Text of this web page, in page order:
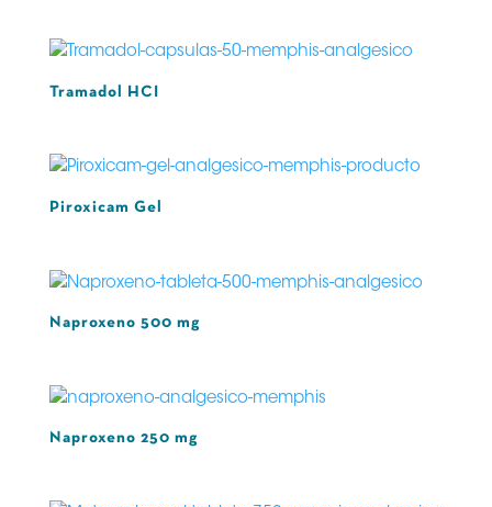
Tramadol HCI
Piroxicam Gel
Naproxeno 500 mg
Naproxeno 250 mg